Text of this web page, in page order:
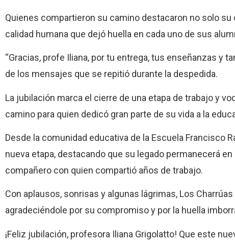
Quienes compartieron su camino destacaron no solo
calidad humana que dejó huella en cada uno de sus
“Gracias, profe Iliana, por tu entrega, tus enseñanzas y
de los mensajes que se repitió durante la despedida.
La jubilación marca el cierre de una etapa de trabajo y
camino para quien dedicó gran parte de su vida a la
Desde la comunidad educativa de la Escuela Francisco
nueva etapa, destacando que su legado permanecerá
compañero con quien compartió años de trabajo.
Con aplausos, sonrisas y algunas lágrimas, Los
agradeciéndole por su compromiso y por la huella
¡Feliz jubilación, profesora Iliana Grigolatto! Que este